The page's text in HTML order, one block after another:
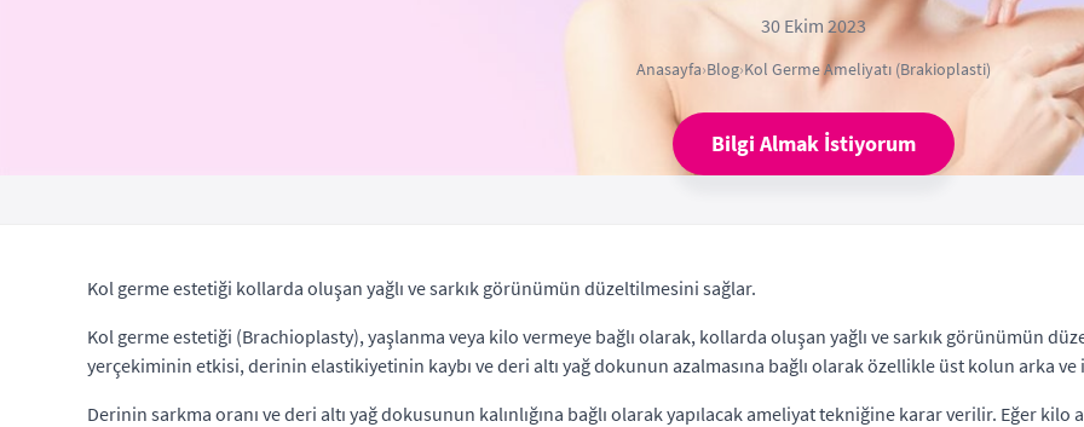
30 Ekim 2023
Anasayfa›Blog›Kol Germe Ameliyatı (Brakioplasti)
Bilgi Almak İstiyorum
Kol germe estetiği kollarda oluşan yağlı ve sarkık görünümün düzeltilmesini sağlar.
Kol germe estetiği (Brachioplasty), yaşlanma veya kilo vermeye bağlı olarak, kollarda oluşan yağlı ve sarkık görünümün
yerçekiminin etkisi, derinin elastikiyetinin kaybı ve deri altı yağ dokunun azalmasına bağlı olarak özellikle üst kolun arka
Derinin sarkma oranı ve deri altı yağ dokusunun kalınlığına bağlı olarak yapılacak ameliyat tekniğine karar verilir. Eğer